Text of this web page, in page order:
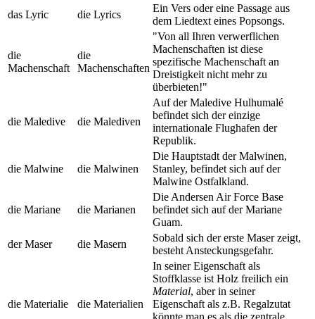
das Lyric
die Lyrics
Ein Vers oder eine Passage aus
dem Liedtext eines Popsongs.
die
Machenschaft
die
Machenschaften
"Von all Ihren verwerflichen
Machenschaften ist diese
spezifische Machenschaft an
Dreistigkeit nicht mehr zu
überbieten!"
die Maledive die Malediven
Auf der Maledive Hulhumalé
befindet sich der einzige
internationale Flughafen der
Republik.
die Malwine die Malwinen
Die Hauptstadt der Malwinen,
Stanley, befindet sich auf der
Malwine Ostfalkland.
die Mariane die Marianen
Die Andersen Air Force Base
befindet sich auf der Mariane
Guam.
der Maser
die Masern
Sobald sich der erste Maser zeigt,
besteht Ansteckungsgefahr.
die Materialie die Materialien
In seiner Eigenschaft als
Stoffklasse ist Holz freilich ein
Material, aber in seiner
Eigenschaft als z.B. Regalzutat